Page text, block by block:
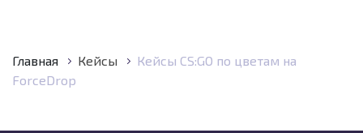
Главная Кейсы
Кейсы CS:GO по цветам на
ForceDrop